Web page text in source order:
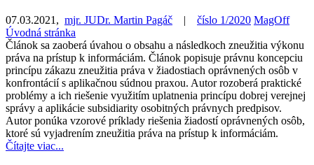
07.03.2021 , mjr. JUDr. Martin Pagáč | číslo 1/2020 MagOff
Úvodná stránka
Článok sa zaoberá úvahou o obsahu a následkoch zneužitia výkonu
práva na prístup k informáciám. Článok popisuje právnu koncepciu
princípu zákazu zneužitia práva v žiadostiach oprávnených osôb v
konfrontácií s aplikačnou súdnou praxou. Autor rozoberá praktické
problémy a ich riešenie využitím uplatnenia princípu dobrej verejnej
správy a aplikácie subsidiarity osobitných právnych predpisov.
Autor ponúka vzorové príklady riešenia žiadostí oprávnených osôb,
ktoré sú vyjadrením zneužitia práva na prístup k informáciám.
Čítajte viac...